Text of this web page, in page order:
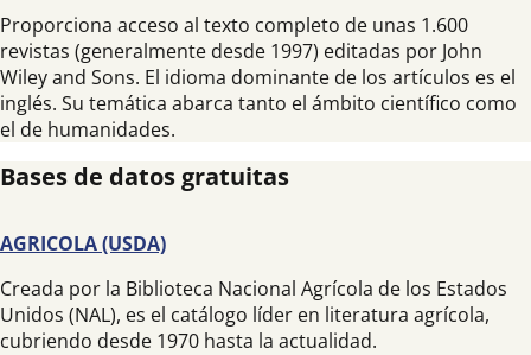
Proporciona acceso al texto completo de unas 1.600
revistas (generalmente desde 1997) editadas por John
Wiley and Sons. El idioma dominante de los artículos es el
inglés. Su temática abarca tanto el ámbito científico como
el de humanidades.
Bases de datos gratuitas
AGRICOLA (USDA)
Creada por la Biblioteca Nacional Agrícola de los Estados
Unidos (NAL), es el catálogo líder en literatura agrícola,
cubriendo desde 1970 hasta la actualidad.